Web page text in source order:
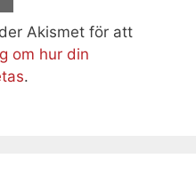
Akismet för att
om hur din
.